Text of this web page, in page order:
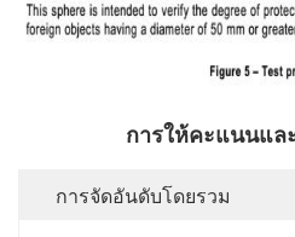
การให้คะแนนแล
การจัดอันดับโดยรวม